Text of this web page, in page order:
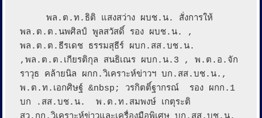
พล.ต.ต.นพศิลป์ พูลสวัสดิ์ รอง ผบช.น. ,
พล.ต.ต.ธีรเดช ธรรมสุธีร์ ผบก.สส.บช.น.
,พล.ต.ต.เกียรติกุล สนธิเณร ผบก.น.3 , พ.ต.อ.จัก
ราวุธ คล้ายนิล ผกก.วิเคราะห์ข่าวฯ บก.สส.บช.น.,
พ.ต.ท.เอกศิษฐ์ &nbsp; วรกิตติ์ฐากรณ์  รอง ผกก.1
บก .สส.บช.น.  พ.ต.ท.สมพงษ์ เกตุระติ